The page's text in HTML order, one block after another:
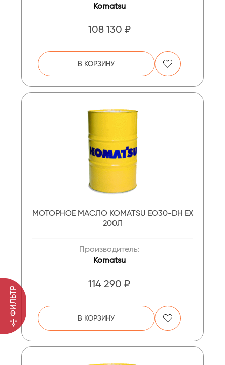
ФИЛЬТР
Komatsu
108 130 ₽
В КОРЗИНУ
МОТОРНОЕ МАСЛО KOMATSU EO30-DH EX
200Л
Производитель:
Komatsu
114 290 ₽
В КОРЗИНУ